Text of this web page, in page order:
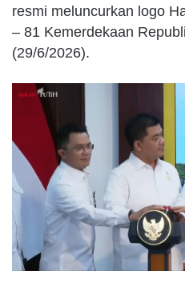
resmi meluncurkan logo
– 81 Kemerdekaan
(29/6/2026).